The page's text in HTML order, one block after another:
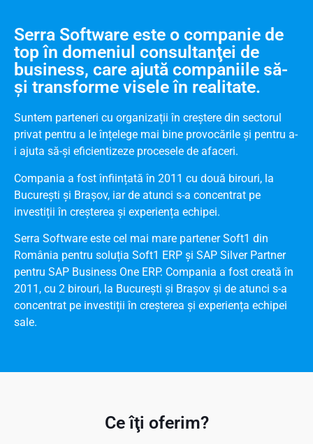
Serra Software este o companie de
top în domeniul consultanţei de
business, care ajută companiile să-
și transforme visele în realitate.
Suntem parteneri cu organizații în creștere din sectorul
privat pentru a le înțelege mai bine provocările și pentru a-
i ajuta să-și eficientizeze procesele de afaceri.
Compania a fost înființată în 2011 cu două birouri, la
București și Brașov, iar de atunci s-a concentrat pe
investiții în creșterea și experiența echipei.
Serra Software este cel mai mare partener Soft1 din
România pentru soluția Soft1 ERP și SAP Silver Partner
pentru SAP Business One ERP. Compania a fost creată în
2011, cu 2 birouri, la București și Brașov și de atunci s-a
concentrat pe investiții în creșterea și experiența echipei
sale.
Ce îţi oferim?